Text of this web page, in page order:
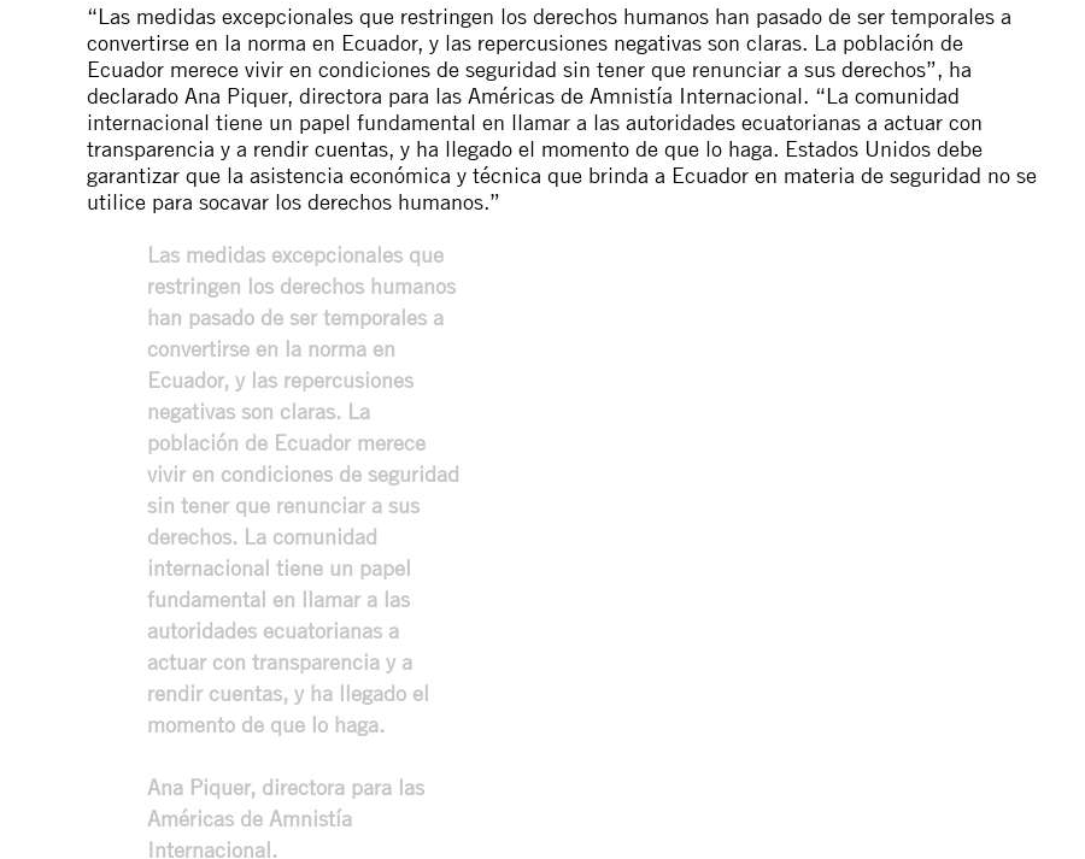
“Las medidas excepcionales que restringen los derechos humanos han pasado de ser temporales a
convertirse en la norma en Ecuador, y las repercusiones negativas son claras. La población de
Ecuador merece vivir en condiciones de seguridad sin tener que renunciar a sus derechos”, ha
declarado Ana Piquer, directora para las Américas de Amnistía Internacional. “La comunidad
internacional tiene un papel fundamental en llamar a las autoridades ecuatorianas a actuar con
transparencia y a rendir cuentas, y ha llegado el momento de que lo haga. Estados Unidos debe
garantizar que la asistencia económica y técnica que brinda a Ecuador en materia de seguridad no se
utilice para socavar los derechos humanos.”
Las medidas excepcionales que
restringen los derechos humanos
han pasado de ser temporales a
convertirse en la norma en
Ecuador, y las repercusiones
negativas son claras. La
población de Ecuador merece
vivir en condiciones de seguridad
sin tener que renunciar a sus
derechos. La comunidad
internacional tiene un papel
fundamental en llamar a las
autoridades ecuatorianas a
actuar con transparencia y a
rendir cuentas, y ha llegado el
momento de que lo haga.
Ana Piquer, directora para las
Américas de Amnistía
Internacional.